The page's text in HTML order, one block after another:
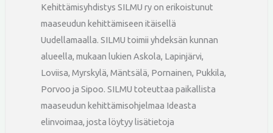
Kehittämisyhdistys SILMU ry on erikoistunut
maaseudun kehittämiseen itäisellä
Uudellamaalla. SILMU toimii yhdeksän kunnan
alueella, mukaan lukien Askola, Lapinjärvi,
Loviisa, Myrskylä, Mäntsälä, Pornainen, Pukkila,
Porvoo ja Sipoo. SILMU toteuttaa paikallista
maaseudun kehittämisohjelmaa Ideasta
elinvoimaa, josta löytyy lisätietoja